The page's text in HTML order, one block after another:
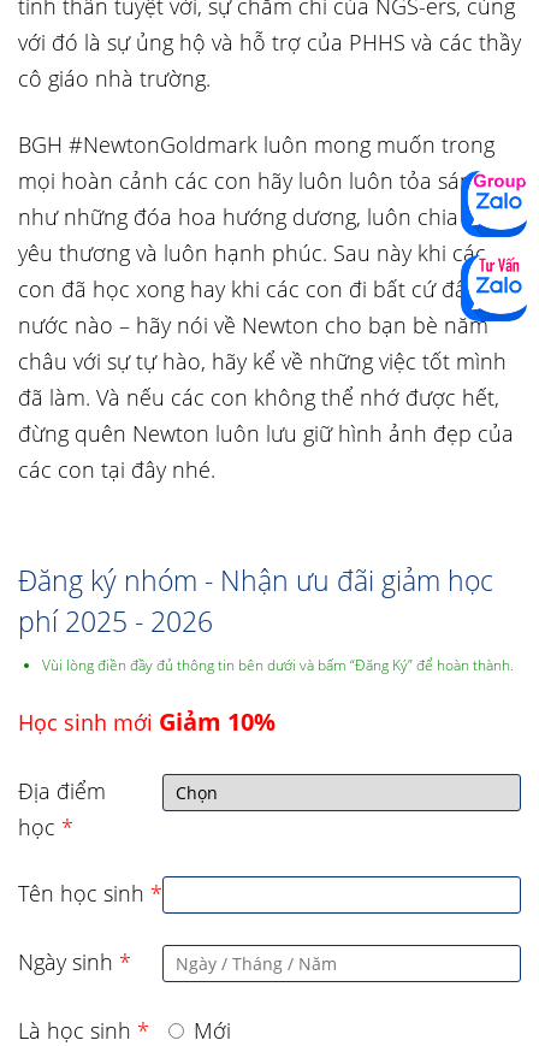
tinh thần tuyệt vời, sự chăm chỉ của NGS-ers, cùng
với đó là sự ủng hộ và hỗ trợ của PHHS và các thầy
cô giáo nhà trường.
BGH #NewtonGoldmark luôn mong muốn trong
mọi hoàn cảnh các con hãy luôn luôn tỏa sáng
như những đóa hoa hướng dương, luôn chia sẻ
yêu thương và luôn hạnh phúc. Sau này khi các
con đã học xong hay khi các con đi bất cứ đất
nước nào – hãy nói về Newton cho bạn bè năm
châu với sự tự hào, hãy kể về những việc tốt mình
đã làm. Và nếu các con không thể nhớ được hết,
đừng quên Newton luôn lưu giữ hình ảnh đẹp của
các con tại đây nhé.
Đăng ký nhóm - Nhận ưu đãi giảm học
phí 2025 - 2026
Vùi lòng điền đầy đủ thông tin bên dưới và bấm “Đăng Ký” để hoàn thành.
Học sinh mới Giảm 10%
Địa điểm
học *
Tên học sinh *
Ngày sinh *
Là học sinh * Mới